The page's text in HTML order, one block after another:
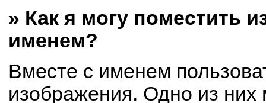
» Как я могу поместить
именем?
Вместе с именем
изображения. Одно из них